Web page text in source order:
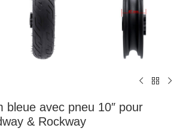
bleue avec pneu 10″ pour
& Rockway